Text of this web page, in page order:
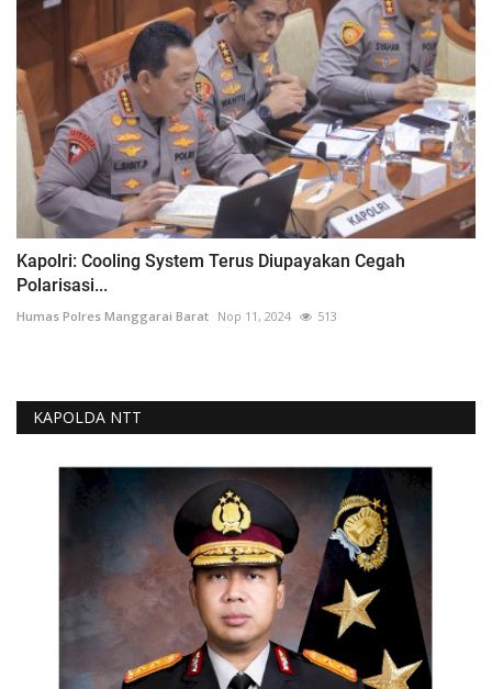
Kapolri: Cooling System Terus Diupayakan Cegah
Polarisasi...
Humas Polres Manggarai Barat Nop 11, 2024 513
KAPOLDA NTT